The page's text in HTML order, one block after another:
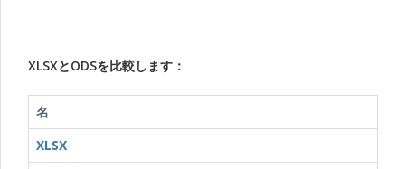
XLSXとODSを比較します：
名
XLSX